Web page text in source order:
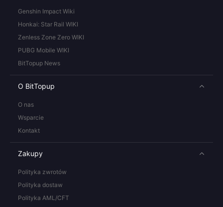
Genshin Impact Wiki
Honkai: Star Rail WIKI
Zenless Zone Zero WIKI
PUBG Mobile WIKI
BitTopup News
O BitTopup
O nas
Wsparcie
Kontakt
Zakupy
Polityka zwrotów
Polityka dostaw
Polityka AML/CFT